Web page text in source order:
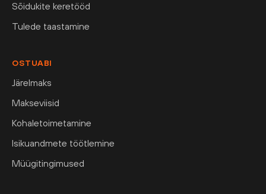
Sõidukite keretööd
Tulede taastamine
OSTUABI
Järelmaks
Makseviisid
Kohaletoimetamine
Isikuandmete töötlemine
Müügitingimused